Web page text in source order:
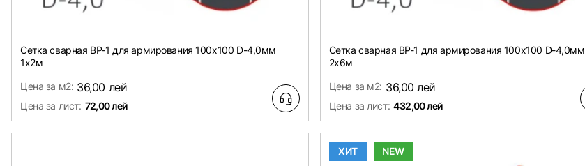
Сетка сварная ВР-1 для армирования 100х100 D-4,0мм
1х2м
Цена за м2: 36,00 лей
Цена за лист: 72,00 лей
Сетка сварная ВР-1 для армирования 100х100 D-4,0мм
2х6м
Цена за м2: 36,00 лей
Цена за лист: 432,00 лей
ХИТ NEW